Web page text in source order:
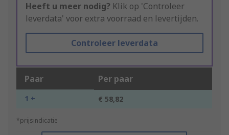
Heeft u meer nodig? Klik op 'Controleer
leverdata' voor extra voorraad en levertijden.
Controleer leverdata
Paar Per paar
1 + € 58,82
*prijsindicatie